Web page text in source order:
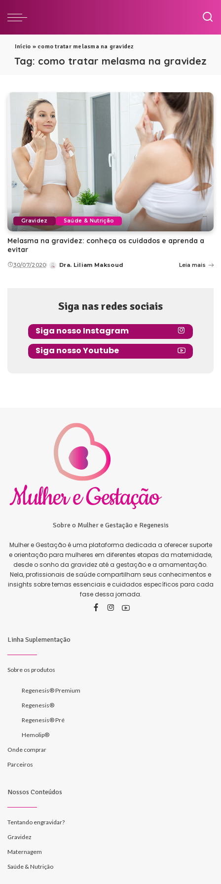
Início » como tratar melasma na gravidez
Tag: como tratar melasma na gravidez
Gravidez Saúde & Nutrição
Melasma na gravidez: conheça os cuidados e aprenda a
evitar
30/07/2020
Posted
Dra. Liliam Maksoud Leia mais
Siga nas redes sociais
Siga nosso Instagram
Siga nosso Youtube
Sobre o Mulher e Gestação e Regenesis
Mulher e Gestação é uma plataforma dedicada a oferecer suporte
e orientação para mulheres em diferentes etapas da maternidade,
desde o sonho da gravidez até a gestação e a amamentação.
Nela, profissionais de saúde compartilham seus conhecimentos e
insights sobre temas essenciais e cuidados específicos para cada
fase dessa jornada.
Linha Suplementação
Sobre os produtos
Regenesis® Premium
Regenesis®
Regenesis® Pré
Hemolip®
Onde comprar
Parceiros
Nossos Conteúdos
Tentando engravidar?
Gravidez
Maternagem
Saúde & Nutrição